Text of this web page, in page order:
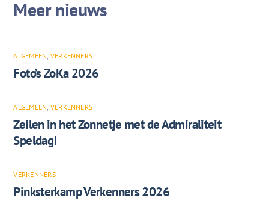
ALGEMEEN VERKENNERS
Foto’s ZoKa 2026
ALGEMEEN VERKENNERS
Zeilen in het Zonnetje met de Admiraliteit
Speldag!
VERKENNERS
Pinksterkamp Verkenners 2026